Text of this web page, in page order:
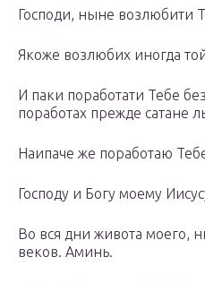
Господи, ныне возлюбити
Якоже возлюбих иногда
И паки поработати Тебе
поработах прежде сатане
Наипаче же поработаю
Господу и Богу моему
Во вся дни живота моего,
веков. Аминь.